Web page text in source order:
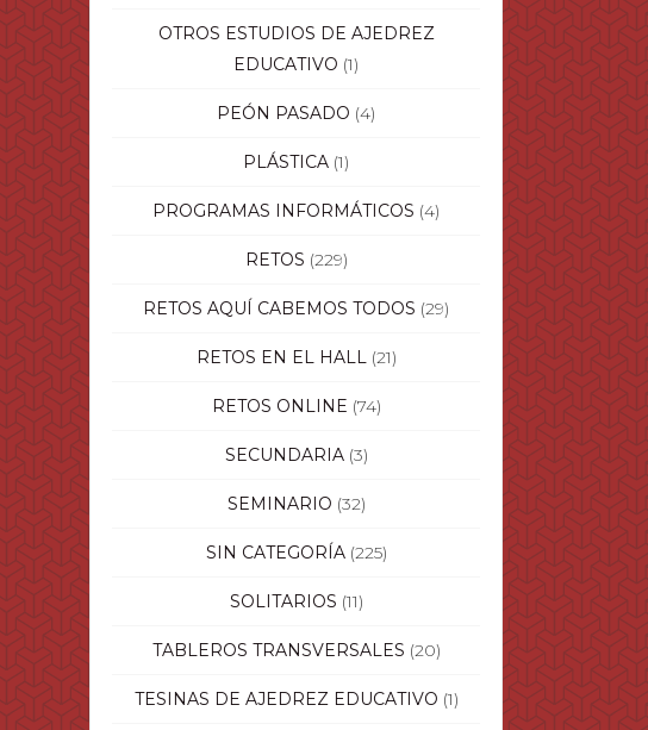
OTROS ESTUDIOS DE AJEDREZ
EDUCATIVO (1)
PEÓN PASADO (4)
PLÁSTICA (1)
PROGRAMAS INFORMÁTICOS (4)
RETOS (229)
RETOS AQUÍ CABEMOS TODOS (29)
RETOS EN EL HALL (21)
RETOS ONLINE (74)
SECUNDARIA(3)
SEMINARIO (32)
SIN CATEGORÍA(225)
SOLITARIOS (11)
TABLEROS TRANSVERSALES (20)
TESINAS DE AJEDREZ EDUCATIVO (1)